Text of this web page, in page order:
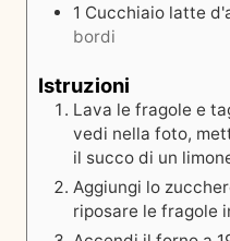
1 Cucchiaio latte
bordi
Istruzioni
Lava le fragole e
vedi nella foto,
il succo di un
Aggiungi lo
riposare le fragole